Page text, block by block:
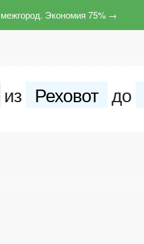
Экономия 75% →
из Реховот до